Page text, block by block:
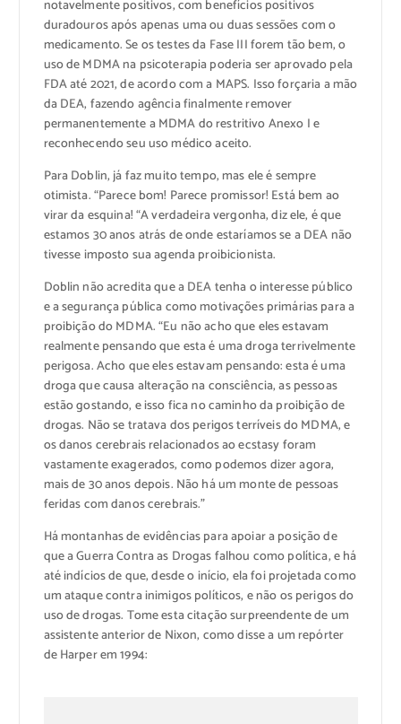
notavelmente positivos, com benefícios positivos
duradouros após apenas uma ou duas sessões com o
medicamento. Se os testes da Fase III forem tão bem, o
uso de MDMA na psicoterapia poderia ser aprovado pela
FDA até 2021, de acordo com a MAPS. Isso forçaria a mão
da DEA, fazendo agência finalmente remover
permanentemente a MDMA do restritivo Anexo I e
reconhecendo seu uso médico aceito.
Para Doblin, já faz muito tempo, mas ele é sempre
otimista. “Parece bom! Parece promissor! Está bem ao
virar da esquina! “A verdadeira vergonha, diz ele, é que
estamos 30 anos atrás de onde estaríamos se a DEA não
tivesse imposto sua agenda proibicionista.
Doblin não acredita que a DEA tenha o interesse público
e a segurança pública como motivações primárias para a
proibição do MDMA. “Eu não acho que eles estavam
realmente pensando que esta é uma droga terrivelmente
perigosa. Acho que eles estavam pensando: esta é uma
droga que causa alteração na consciência, as pessoas
estão gostando, e isso fica no caminho da proibição de
drogas. Não se tratava dos perigos terríveis do MDMA, e
os danos cerebrais relacionados ao ecstasy foram
vastamente exagerados, como podemos dizer agora,
mais de 30 anos depois. Não há um monte de pessoas
feridas com danos cerebrais.”
Há montanhas de evidências para apoiar a posição de
que a Guerra Contra as Drogas falhou como política, e há
até indícios de que, desde o início, ela foi projetada como
um ataque contra inimigos políticos, e não os perigos do
uso de drogas. Tome esta citação surpreendente de um
assistente anterior de Nixon, como disse a um repórter
de Harper em 1994: